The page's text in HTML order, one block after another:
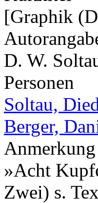
[Graphik
D. W.
Personen
Soltau,
Berger,
Anmerkung
»Acht
Zwei) s.